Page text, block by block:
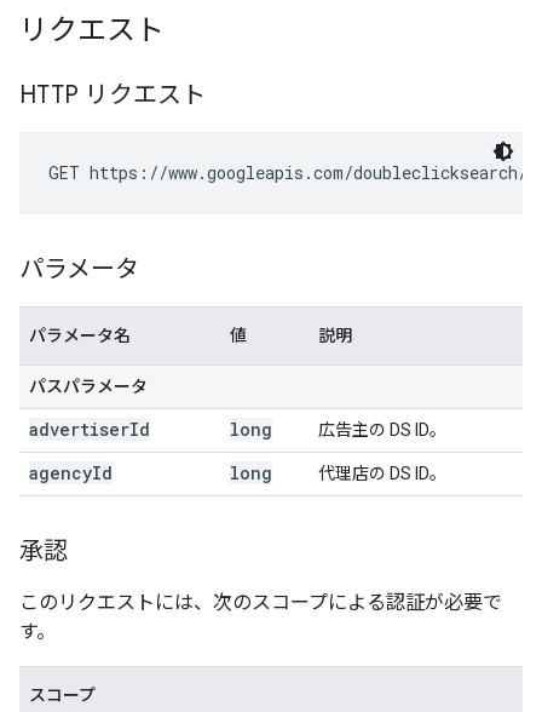
リクエスト
HTTP リクエスト
GET https://www.googleapis.com/doubleclicksearch/
パラメータ
パラメータ名 値 説明
パスパラメータ
advertiserId long 広告主の DS ID。
agencyId long 代理店の DS ID。
承認
このリクエストには、次のスコープによる認証が必要で
す。
スコープ